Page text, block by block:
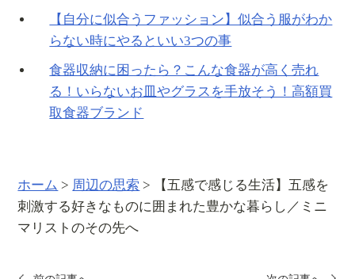
【自分に似合うファッション】似合う服がわか
らない時にやるといい3つの事
食器収納に困ったら？こんな食器が高く売れ
る！いらないお皿やグラスを手放そう！高額買
取食器ブランド
ホーム > 周辺の思索 >
【五感で感じる生活】五感を
刺激する好きなものに囲まれた豊かな暮らし／ミニ
マリストのその先へ